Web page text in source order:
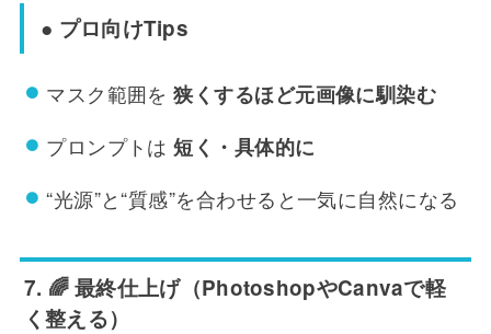
● プロ向けTips
マスク範囲を狭くするほど元画像に馴染む
プロンプトは短く・具体的に
“光源”と“質感”を合わせると一気に自然になる
7. 🌈 最終仕上げ（PhotoshopやCanvaで軽
く整える）